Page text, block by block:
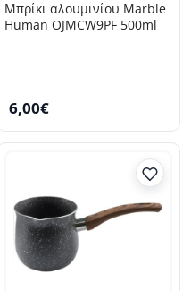
Μπρίκι αλουμινίου Marble
Human OJMCW9PF 500ml
6,00€